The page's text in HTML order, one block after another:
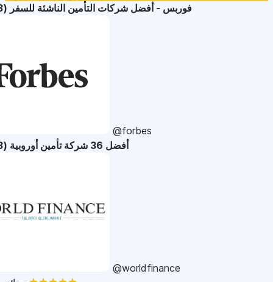
فوربس - أفضل شركات التأمين الناشئة للسفر (2023)
@forbes
أفضل 36 شركة تأمين أوروبية (2023)
@worldfinance